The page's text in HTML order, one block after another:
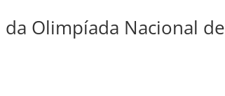
Olimpíada Nacional de